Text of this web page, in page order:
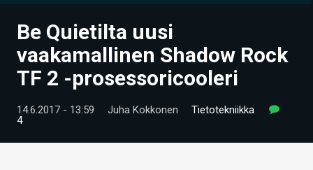
UUTISET
ARTIKKELIT
VIDEOT
Be Quietilta uusi
vaakamallinen Shadow Rock
TF 2 -prosessoricooleri
14.6.2017 - 13:59 Juha Kokkonen
Tietotekniikka
4